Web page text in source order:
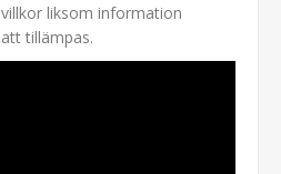
liksom information
tillämpas.